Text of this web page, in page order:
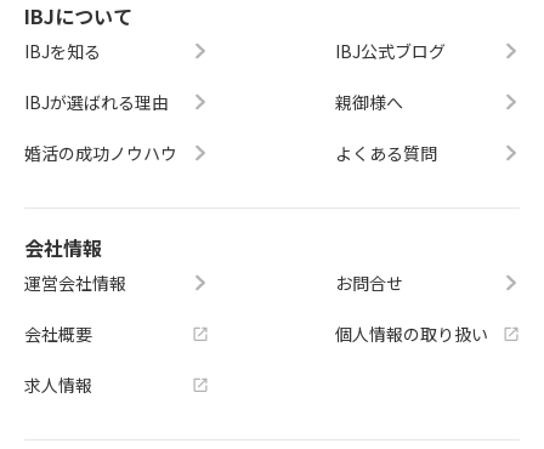
IBJについて
IBJを知る
IBJが選ばれる理由
婚活の成功ノウハウ
IBJ公式ブログ
親御様へ
よくある質問
会社情報
運営会社情報
会社概要
求人情報
お問合せ
個人情報の取り扱い